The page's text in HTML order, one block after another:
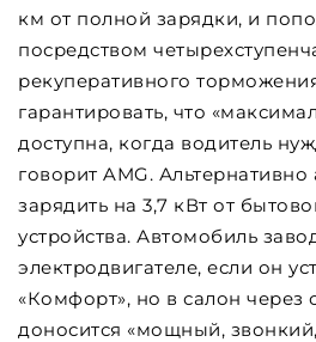
км от полной зарядки, и
посредством
рекуперативного
гарантировать, что
доступна, когда водитель
говорит AMG.
зарядить на 3,7 кВт от
устройства. Автомобиль
электродвигателе, если он
«Комфорт», но в салон через
доносится «мощный,